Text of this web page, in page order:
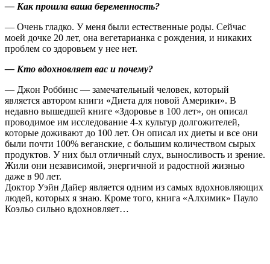
— Как прошла ваша беременность?
— Очень гладко. У меня были естественные роды. Сейчас
моей дочке 20 лет, она вегетарианка с рождения, и никаких
проблем со здоровьем у нее нет.
— Кто вдохновляет вас и почему?
— Джон Роббинс — замечательный человек, который
является автором книги «Диета для новой Америки». В
недавно вышедшей книге «Здоровье в 100 лет», он описал
проводимое им исследование 4-х культур долгожителей,
которые доживают до 100 лет. Он описал их диеты и все они
были почти 100% веганские, с большим количеством сырых
продуктов. У них был отличный слух, выносливость и зрение.
Жили они независимой, энергичной и радостной жизнью
даже в 90 лет.
Доктор Уэйн Дайер является одним из самых вдохновляющих
людей, которых я знаю. Кроме того, книга «Алхимик» Пауло
Коэльо сильно вдохновляет…